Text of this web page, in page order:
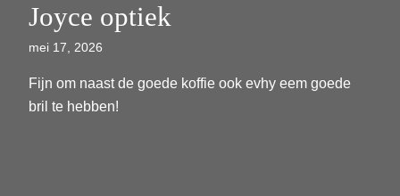
Joyce optiek
mei 17, 2026
Fijn om naast de goede koffie ook evhy eem goede
bril te hebben!